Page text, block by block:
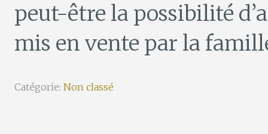
peut-être la possibilité
mis en vente par la
Catégorie: Non classé